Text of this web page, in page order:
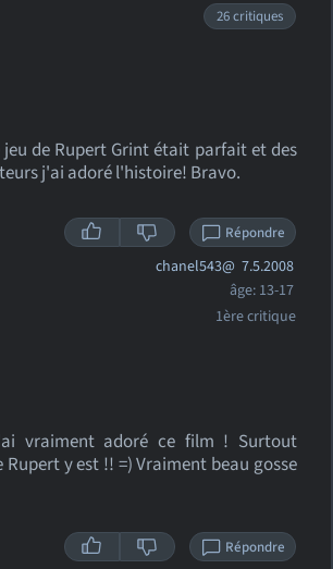
26 critiques
jeu de Rupert Grint était parfait et des
j'ai adoré l'histoire! Bravo.
Répondre
chanel543@ 7.5.2008
âge: 13-17
1ère critique
vraiment adoré ce film ! Surtout
Rupert y est !! =) Vraiment beau gosse
Répondre